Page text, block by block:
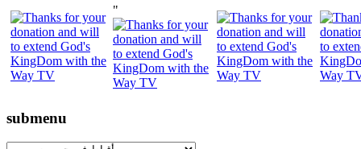
"
submenu